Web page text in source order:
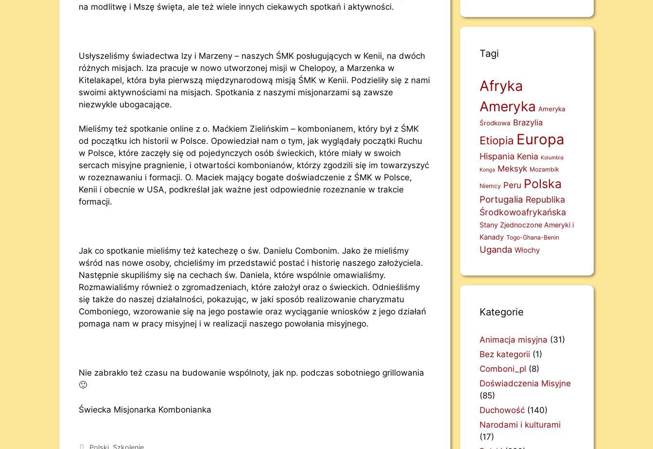
na modlitwę i Mszę święta, ale też wiele innych ciekawych spotkań i aktywności.
Usłyszeliśmy świadectwa Izy i Marzeny – naszych ŚMK posługujących w Kenii, na dwóch
różnych misjach. Iza pracuje w nowo utworzonej misji w Chelopoy, a Marzenka w
Kitelakapel, która była pierwszą międzynarodową misją ŚMK w Kenii. Podzieliły się z nami
swoimi aktywnościami na misjach. Spotkania z naszymi misjonarzami są zawsze
niezwykle ubogacające.
Mieliśmy też spotkanie online z o. Maćkiem Zielińskim – kombonianem, który był z ŚMK
od początku ich historii w Polsce. Opowiedział nam o tym, jak wyglądały początki Ruchu
w Polsce, które zaczęły się od pojedynczych osób świeckich, które miały w swoich
sercach misyjne pragnienie, i otwartości kombonianów, którzy zgodzili się im towarzyszyć
w rozeznawaniu i formacji. O. Maciek mający bogate doświadczenie z ŚMK w Polsce,
Kenii i obecnie w USA, podkreślał jak ważne jest odpowiednie rozeznanie w trakcie
formacji.
Jak co spotkanie mieliśmy też katechezę o św. Danielu Combonim. Jako że mieliśmy
wśród nas nowe osoby, chcieliśmy im przedstawić postać i historię naszego założyciela.
Następnie skupiliśmy się na cechach św. Daniela, które wspólnie omawialiśmy.
Rozmawialiśmy również o zgromadzeniach, które założył oraz o świeckich. Odnieśliśmy
się także do naszej działalności, pokazując, w jaki sposób realizowanie charyzmatu
Comboniego, wzorowanie się na jego postawie oraz wyciąganie wniosków z jego działań
pomaga nam w pracy misyjnej i w realizacji naszego powołania misyjnego.
Nie zabrakło też czasu na budowanie wspólnoty, jak np. podczas sobotniego grillowania
🙂
Świecka Misjonarka Kombonianka
Tagi
Afryka
Ameryka Ameryka
Środkowa Brazylia
Etiopia Europa
Hispania Kenia Kolumbia
Konga Meksyk Mozambik
Niemcy Peru Polska
Portugalia Republika
Środkowoafrykańska
Stany Zjednoczone Ameryki i
Kanady Togo-Ghana-Benin
Uganda Włochy
Kategorie
Animacja misyjna (31)
Bez kategorii (1)
Comboni_pl (8)
Doświadczenia Misyjne
(85)
Duchowość (140)
Narodami i kulturami
(17)